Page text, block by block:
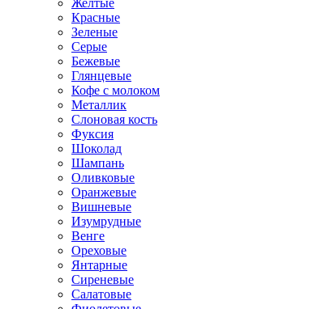
Красные
Зеленые
Серые
Бежевые
Глянцевые
Кофе с молоком
Металлик
Слоновая кость
Фуксия
Шоколад
Шампань
Оливковые
Оранжевые
Вишневые
Изумрудные
Венге
Ореховые
Янтарные
Сиреневые
Салатовые